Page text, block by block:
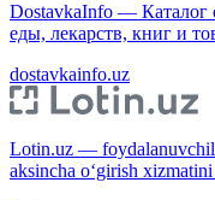
DostavkaInfo — Каталог
еды, лекарств, книг и
dostavkainfo.uz
Lotin.uz —
aksincha o‘girish